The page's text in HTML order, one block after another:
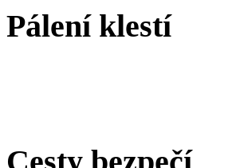
Pálení klestí